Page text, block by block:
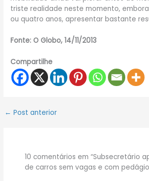
triste realidade neste momento,
ou quatro anos, apresentar bastante
Fonte: O Globo, 14/11/2013
Compartilhe
← Post anterior
10 comentários em “Subsecretário
de carros sem vagas e com